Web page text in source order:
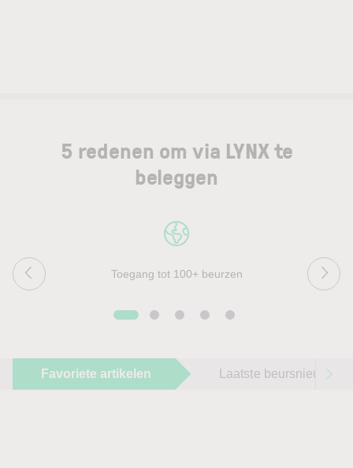
5 redenen om via LYNX te
beleggen
Toegang tot 100+ beurzen
Favoriete artikelen Laatste beursnieuws